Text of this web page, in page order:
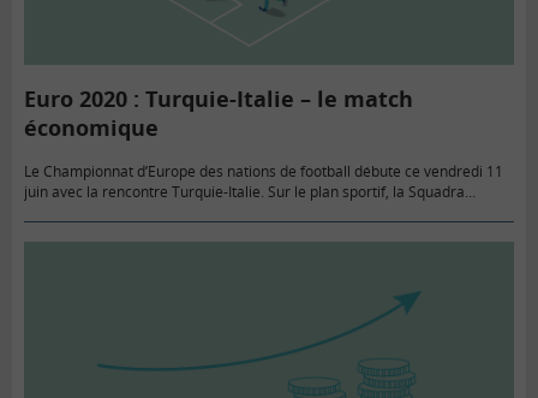
Euro 2020 : Turquie-Italie – le match
économique
Le Championnat d’Europe des nations de football débute ce vendredi 11
juin avec la rencontre Turquie-Italie. Sur le plan sportif, la Squadra